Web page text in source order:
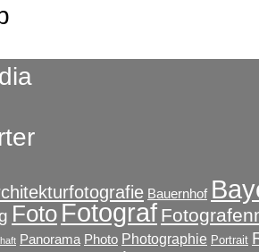
Bauernhof
Foto Fotograf
Panorama Photo Photographie Portrait